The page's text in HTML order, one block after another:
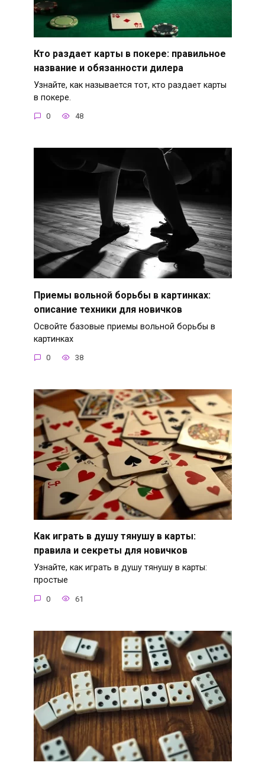
Кто раздает карты в покере: правильное
название и обязанности дилера
Узнайте, как называется тот, кто раздает карты
в покере.
0 48
Приемы вольной борьбы в картинках:
описание техники для новичков
Освойте базовые приемы вольной борьбы в
картинках
0 38
Как играть в душу тянушу в карты:
правила и секреты для новичков
Узнайте, как играть в душу тянушу в карты:
простые
0 61